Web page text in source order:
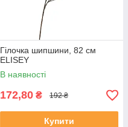
Гілочка шипшини, 82 см
ELISEY
В наявності
172,80 ₴ 192 ₴
Купити